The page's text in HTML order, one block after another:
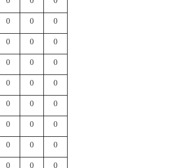
0 0 0
0 0 0
0 0 0
0 0 0
0 0 0
0 0 0
0 0 0
0 0 0